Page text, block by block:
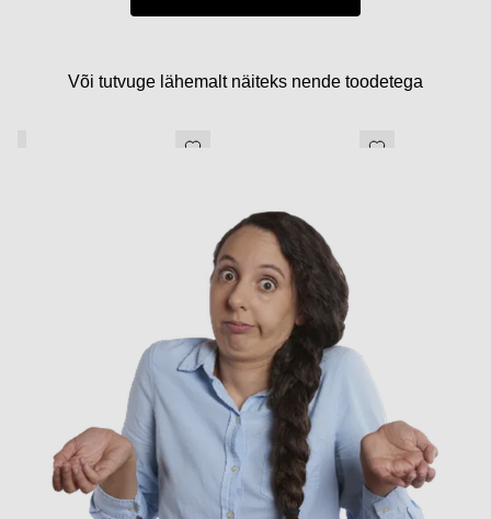
Või tutvuge lähemalt näiteks nende toodetega